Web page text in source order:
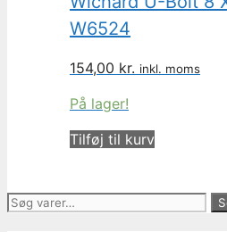
W6524
154,00 kr. inkl. moms
På lager!
Tilføj til kurv
Søg